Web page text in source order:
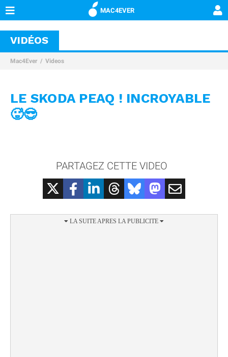
MAC4EVER
VIDÉOS
Mac4Ever Videos
LE SKODA PEAQ ! INCROYABLE
🥵😎
PARTAGEZ CETTE VIDEO